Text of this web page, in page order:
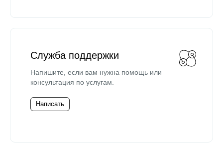
Служба поддержки
Напишите, если вам нужна помощь или
консультация по услугам.
Написать